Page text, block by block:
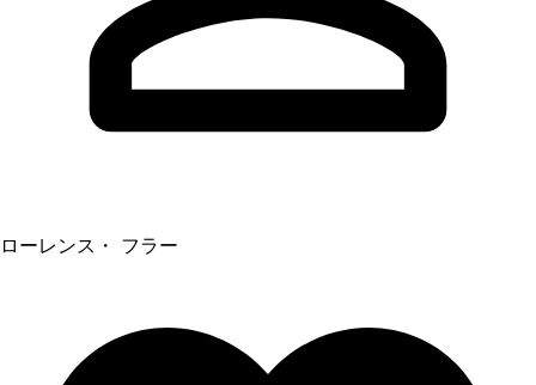
ローレンス・ フラー